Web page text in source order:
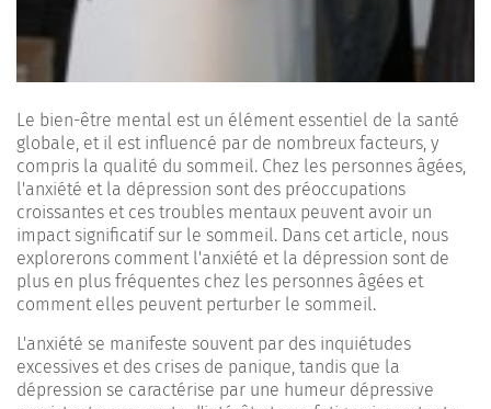
Le bien-être mental est un élément essentiel de la santé
globale, et il est influencé par de nombreux facteurs, y
compris la qualité du sommeil. Chez les personnes âgées,
l'anxiété et la dépression sont des préoccupations
croissantes et ces troubles mentaux peuvent avoir un
impact significatif sur le sommeil. Dans cet article, nous
explorerons comment l'anxiété et la dépression sont de
plus en plus fréquentes chez les personnes âgées et
comment elles peuvent perturber le sommeil.
L'anxiété se manifeste souvent par des inquiétudes
excessives et des crises de panique, tandis que la
dépression se caractérise par une humeur dépressive